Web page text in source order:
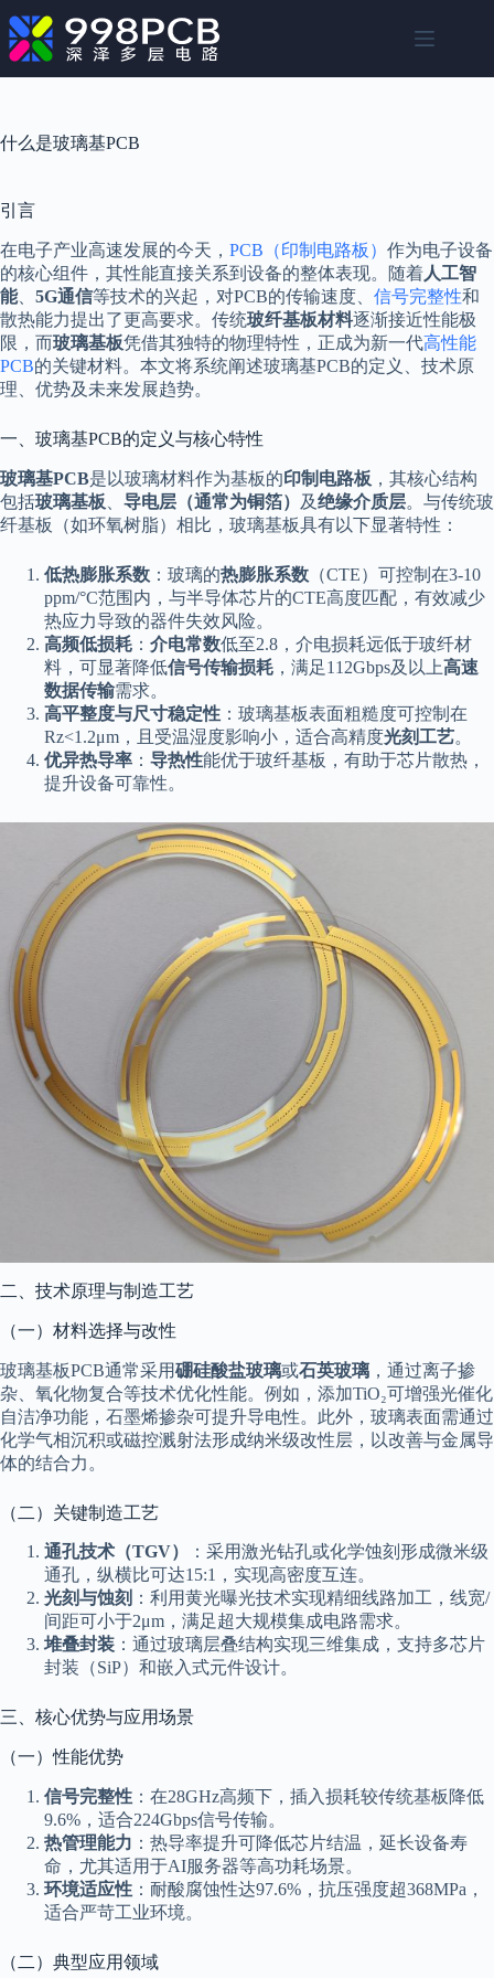
至
内
容
什么是玻璃基PCB
引言
在电子产业高速发展的今天， PCB（印制电路板） 作为电子设备
的核心组件，其性能直接关系到设备的整体表现。随着人工智
能、 5G通信等技术的兴起，对PCB的传输速度、 信号完整性和
散热能力提出了更高要求。传统玻纤基板材料逐渐接近性能极
限，而玻璃基板凭借其独特的物理特性，正成为新一代高性能
PCB的关键材料。本文将系统阐述玻璃基PCB的定义、技术原
理、优势及未来发展趋势。
一、玻璃基PCB的定义与核心特性
玻璃基PCB是以玻璃材料作为基板的 印制电路板 ，其核心结构
包括玻璃基板 导电层（通常为铜箔） 及绝缘介质层。与传统玻
纤基板（如环氧树脂）相比，玻璃基板具有以下显著特性：
低热膨胀系数 ：玻璃的热膨胀系数 （CTE）可控制在3-10
ppm/°C范围内，与半导体芯片的CTE高度匹配，有效减少
热应力导致的器件失效风险。
高频低损耗 ： 介电常数低至2.8，介电损耗远低于玻纤材
料，可显著降低信号传输损耗 ，满足112Gbps及以上高速
数据传输需求。
高平整度与尺寸稳定性 ：玻璃基板表面粗糙度可控制在
Rz<1.2μm，且受温湿度影响小，适合高精度光刻工艺。
优异热导率 ： 导热性能优于玻纤基板，有助于芯片散热，
提升设备可靠性。
二、技术原理与制造工艺
（一）材料选择与改性
玻璃基板PCB通常采用硼硅酸盐玻璃或石英玻璃 ，通过离子掺
杂、氧化物复合等技术优化性能。例如，添加TiO₂可增强光催化
自洁净功能，石墨烯掺杂可提升导电性。此外，玻璃表面需通过
化学气相沉积或磁控溅射法形成纳米级改性层，以改善与金属导
体的结合力。
（二）关键制造工艺
通孔技术（TGV）
：采用激光钻孔或化学蚀刻形成微米级
通孔，纵横比可达15:1，实现高密度互连。
光刻与蚀刻 ：利用黄光曝光技术实现精细线路加工，线宽/
间距可小于2μm，满足超大规模集成电路需求。
堆叠封装 ：通过玻璃层叠结构实现三维集成，支持多芯片
封装（SiP）和嵌入式元件设计。
三、核心优势与应用场景
（一）性能优势
信号完整性 ：在28GHz高频下，插入损耗较传统基板降低
9.6%，适合224Gbps信号传输。
热管理能力 ：热导率提升可降低芯片结温，延长设备寿
命，尤其适用于AI服务器等高功耗场景。
环境适应性 ：耐酸腐蚀性达97.6%，抗压强度超368MPa，
适合严苛工业环境。
（二）典型应用领域